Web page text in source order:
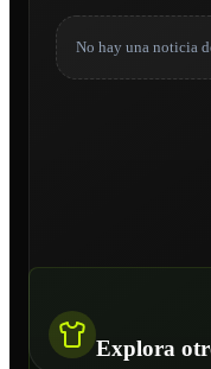
No hay una noticia
Explora